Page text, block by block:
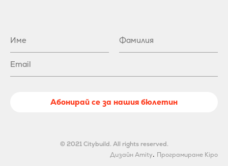
Абонирай се за нашия бюлетин
© 2021 Citybuild. All rights reserved.
Дизайн Amity. Програмиране Kipo